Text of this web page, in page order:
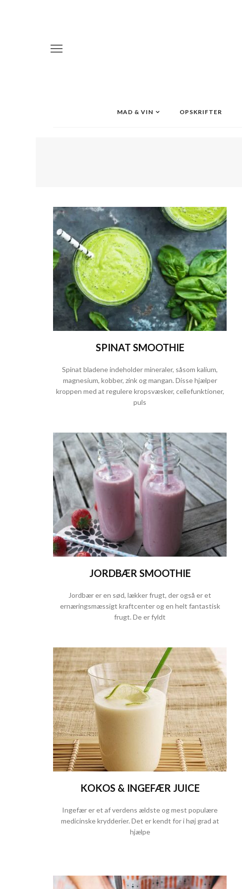
MAD & VIN OPSKRIFTER
SPINAT SMOOTHIE
Spinat bladene indeholder mineraler, såsom kalium,
magnesium, kobber, zink og mangan. Disse hjælper
kroppen med at regulere kropsvæsker, cellefunktioner,
puls
JORDBÆR SMOOTHIE
Jordbær er en sød, lækker frugt, der også er et
ernæringsmæssigt kraftcenter og en helt fantastisk
frugt. De er fyldt
KOKOS & INGEFÆR JUICE
Ingefær er et af verdens ældste og mest populære
medicinske krydderier. Det er kendt for i høj grad at
hjælpe